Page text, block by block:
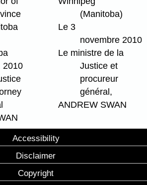
2010
(Manitoba)
Le 3
novembre 2010
Le ministre de la
Justice et
procureur
général,
ANDREW SWAN
Accessibility
Disclaimer
Copyright